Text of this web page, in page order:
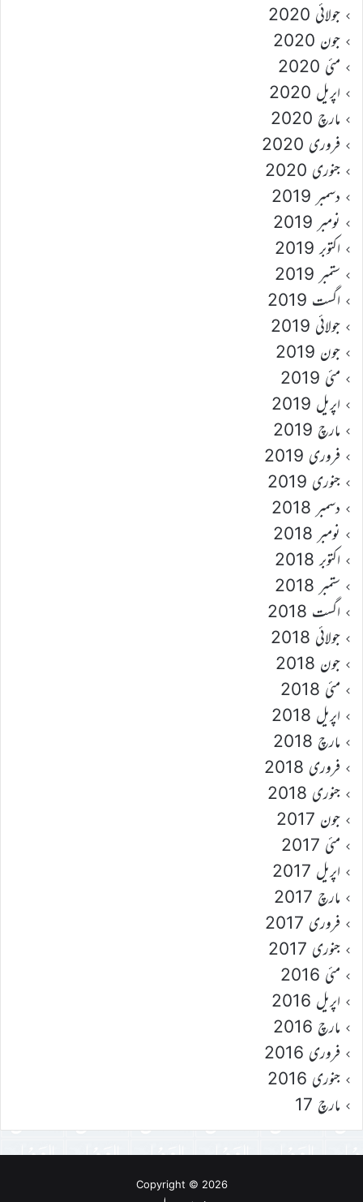
جولائی 2020
جون 2020
مئی 2020
اپریل 2020
مارچ 2020
فروری 2020
جنوری 2020
دسمبر 2019
نومبر 2019
اکتوبر 2019
ستمبر 2019
اگست 2019
جولائی 2019
جون 2019
مئی 2019
اپریل 2019
مارچ 2019
فروری 2019
جنوری 2019
دسمبر 2018
نومبر 2018
اکتوبر 2018
ستمبر 2018
اگست 2018
جولائی 2018
جون 2018
مئی 2018
اپریل 2018
مارچ 2018
فروری 2018
جنوری 2018
جون 2017
مئی 2017
اپریل 2017
مارچ 2017
فروری 2017
جنوری 2017
مئی 2016
اپریل 2016
مارچ 2016
فروری 2016
جنوری 2016
مارچ 17
Copyright © 2026